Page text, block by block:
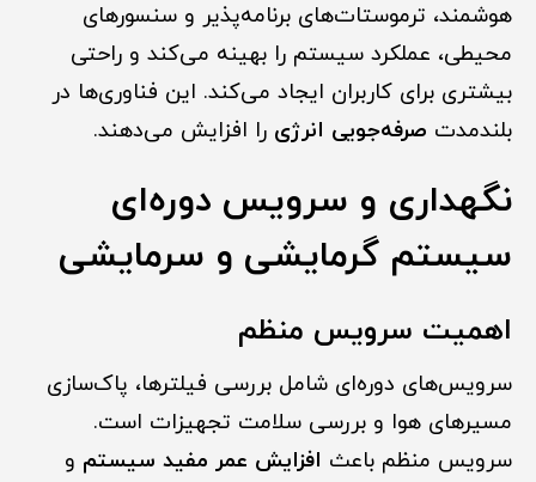
هوشمند، ترموستات‌های برنامه‌پذیر و سنسورهای
محیطی، عملکرد سیستم را بهینه می‌کند و راحتی
بیشتری برای کاربران ایجاد می‌کند. این فناوری‌ها در
بلندمدت صرفه‌جویی انرژی را افزایش می‌دهند.
نگهداری و سرویس دوره‌ای
سیستم گرمایشی و سرمایشی
اهمیت سرویس منظم
سرویس‌های دوره‌ای شامل بررسی فیلترها، پاک‌سازی
مسیرهای هوا و بررسی سلامت تجهیزات است.
سرویس منظم باعث افزایش عمر مفید سیستم و